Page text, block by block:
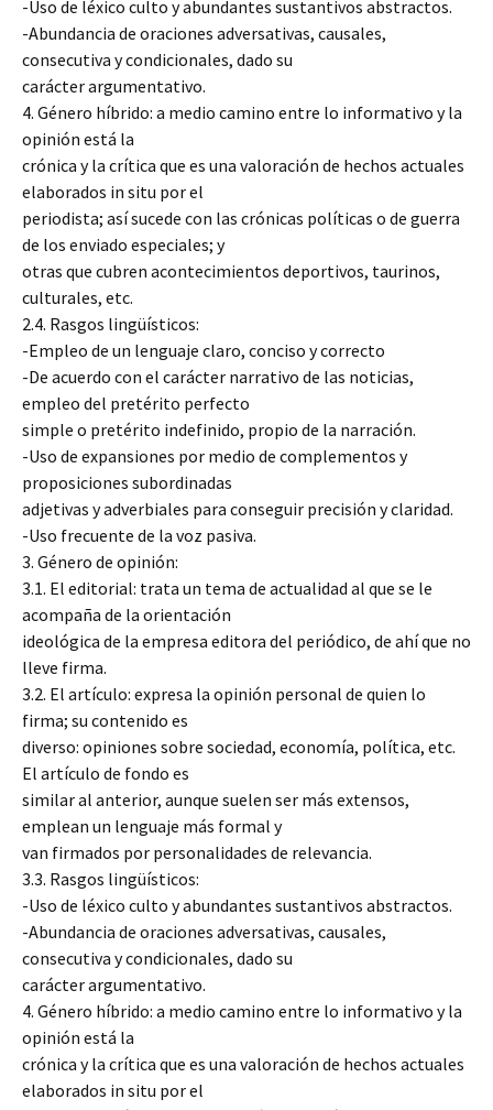
-Uso de léxico culto y abundantes sustantivos abstractos.
-Abundancia de oraciones adversativas, causales,
consecutiva y condicionales, dado su
carácter argumentativo.
4. Género híbrido: a medio camino entre lo informativo y la
opinión está la
crónica y la crítica que es una valoración de hechos actuales
elaborados in situ por el
periodista; así sucede con las crónicas políticas o de guerra
de los enviado especiales; y
otras que cubren acontecimientos deportivos, taurinos,
culturales, etc.
2.4. Rasgos lingüísticos:
-Empleo de un lenguaje claro, conciso y correcto
-De acuerdo con el carácter narrativo de las noticias,
empleo del pretérito perfecto
simple o pretérito indefinido, propio de la narración.
-Uso de expansiones por medio de complementos y
proposiciones subordinadas
adjetivas y adverbiales para conseguir precisión y claridad.
-Uso frecuente de la voz pasiva.
3. Género de opinión:
3.1. El editorial: trata un tema de actualidad al que se le
acompaña de la orientación
ideológica de la empresa editora del periódico, de ahí que no
lleve firma.
3.2. El artículo: expresa la opinión personal de quien lo
firma; su contenido es
diverso: opiniones sobre sociedad, economía, política, etc.
El artículo de fondo es
similar al anterior, aunque suelen ser más extensos,
emplean un lenguaje más formal y
van firmados por personalidades de relevancia.
3.3. Rasgos lingüísticos:
-Uso de léxico culto y abundantes sustantivos abstractos.
-Abundancia de oraciones adversativas, causales,
consecutiva y condicionales, dado su
carácter argumentativo.
4. Género híbrido: a medio camino entre lo informativo y la
opinión está la
crónica y la crítica que es una valoración de hechos actuales
elaborados in situ por el